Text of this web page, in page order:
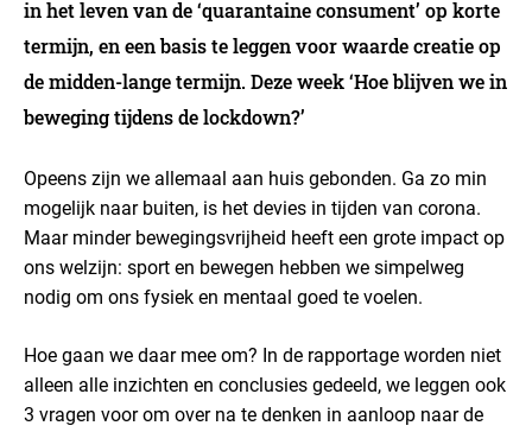
in het leven van de ‘quarantaine consument’ op korte
termijn, en een basis te leggen voor waarde creatie op
de midden-lange termijn. Deze week ‘Hoe blijven we in
beweging tijdens de lockdown?’
Opeens zijn we allemaal aan huis gebonden. Ga zo min
mogelijk naar buiten, is het devies in tijden van corona.
Maar minder bewegingsvrijheid heeft een grote impact op
ons welzijn: sport en bewegen hebben we simpelweg
nodig om ons fysiek en mentaal goed te voelen.
Hoe gaan we daar mee om? In de rapportage worden niet
alleen alle inzichten en conclusies gedeeld, we leggen ook
3 vragen voor om over na te denken in aanloop naar de